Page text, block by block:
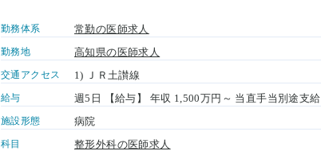
勤務体系 常勤の医師求人
勤務地 高知県の医師求人
交通アクセス 1) ＪＲ土讃線
給与 週5日 【給与】 年収 1,500万円～ 当直手当別途支給
施設形態 病院
科目 整形外科の医師求人